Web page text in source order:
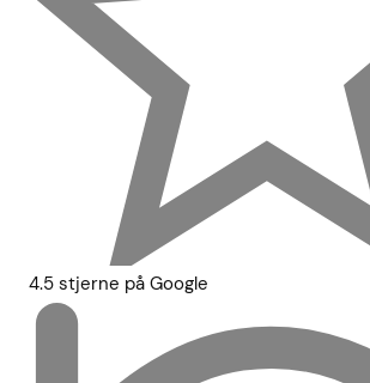
4.5 stjerne på Google